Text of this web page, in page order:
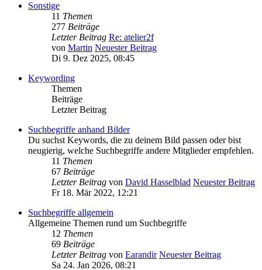
Sonstige
11 Themen
277 Beiträge
Letzter Beitrag Re: atelier2f
von Martin Neuester Beitrag
Di 9. Dez 2025, 08:45
Keywording
Themen
Beiträge
Letzter Beitrag
Suchbegriffe anhand Bilder
Du suchst Keywords, die zu deinem Bild passen oder bist
neugierig, welche Suchbegriffe andere Mitglieder empfehlen.
11 Themen
67 Beiträge
Letzter Beitrag von David Hasselblad Neuester Beitrag
Fr 18. Mär 2022, 12:21
Suchbegriffe allgemein
Allgemeine Themen rund um Suchbegriffe
12 Themen
69 Beiträge
Letzter Beitrag von Earandir Neuester Beitrag
Sa 24. Jan 2026, 08:21